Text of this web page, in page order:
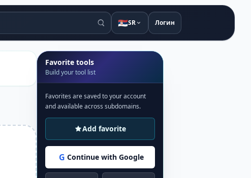
🇷🇸SR Логин
Favorite tools
Build your tool list
Favorites are saved to your account
and available across subdomains.
Add favorite
G Continue with Google